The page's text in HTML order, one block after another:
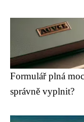
Formulář plná
správně vyplnit?